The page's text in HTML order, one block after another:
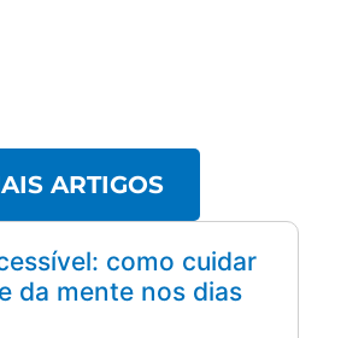
ARTIGOS
como cuidar
da mente nos dias